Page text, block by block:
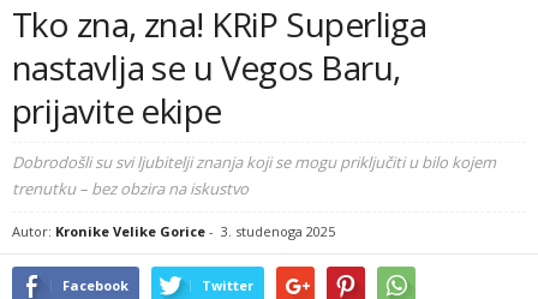
Tko zna, zna! KRiP Superliga
nastavlja se u Vegos Baru,
prijavite ekipe
Dobrodošli su svi ljubitelji znanja koji se mogu priključiti u bilo kojem
trenutku – bez obzira na iskustvo
Autor: Kronike Velike Gorice - 3. studenoga 2025
Facebook Twitter